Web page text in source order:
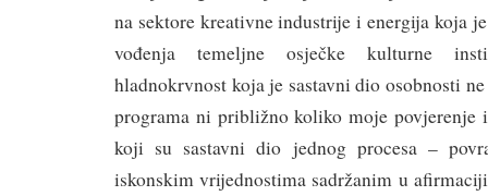
na sektore kreativne industrije i energija koja
vođenja temeljne osječke kulturne
hladnokrvnost koja je sastavni dio osobnosti
programa ni približno koliko moje povjerenje
koji su sastavni dio jednog procesa –
iskonskim vrijednostima sadržanim u